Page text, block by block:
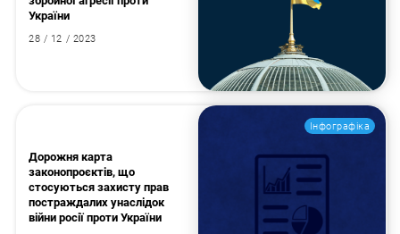
України
28 / 12 / 2023
Інфографіка
Дорожня карта
законопроєктів, що
стосуються захисту прав
постраждалих унаслідок
війни росії проти України